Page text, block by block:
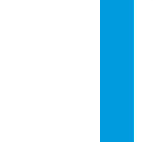
2.4 데
2.5 문
2.6 식